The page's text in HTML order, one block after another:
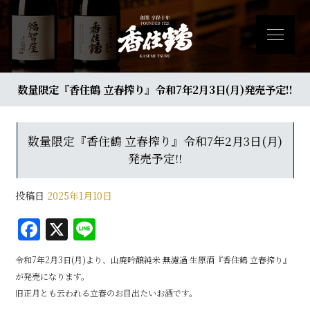
数量限定『香住鶴 立春搾り』令和7年2月3日(月)発売予定!!
数量限定『香住鶴 立春搾り』令和7年2月3日(月)
発売予定!!
投稿日 2025年1月10日
F
a
c
e
X
n
e
令和7年2月3日(月)より、山廃吟醸純米 無濾過 生原酒『香住鶴 立春搾り』
が発売になります。
旧正月とも云われる立春のお目出たいお酒です。